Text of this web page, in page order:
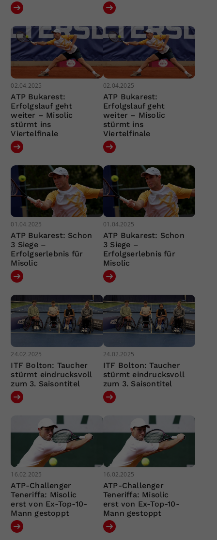
02.04.2025
ATP Bukarest:
Erfolgslauf geht
weiter – Misolic
stürmt ins
Viertelfinale
02.04.2025
ATP Bukarest:
Erfolgslauf geht
weiter – Misolic
stürmt ins
Viertelfinale
01.04.2025
ATP Bukarest: Schon
3 Siege –
Erfolgserlebnis für
Misolic
01.04.2025
ATP Bukarest: Schon
3 Siege –
Erfolgserlebnis für
Misolic
24.02.2025
ITF Bolton: Taucher
stürmt eindrucksvoll
zum 3. Saisontitel
24.02.2025
ITF Bolton: Taucher
stürmt eindrucksvoll
zum 3. Saisontitel
16.02.2025
ATP-Challenger
Teneriffa: Misolic
erst von Ex-Top-10-
Mann gestoppt
16.02.2025
ATP-Challenger
Teneriffa: Misolic
erst von Ex-Top-10-
Mann gestoppt